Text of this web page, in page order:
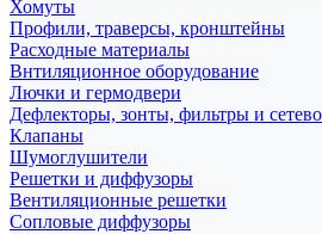
Хомуты
Профили, траверсы, кронштейны
Расходные материалы
Внтиляционное оборудование
Лючки и гермодвери
Дефлекторы, зонты, фильтры и
Клапаны
Шумоглушители
Решетки и диффузоры
Вентиляционные решетки
Сопловые диффузоры